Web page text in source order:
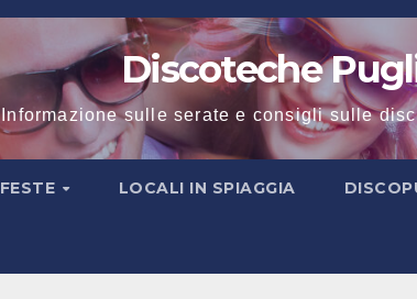
Discoteche
Informazione sulle serate e consigli sulle
FESTE LOCALI IN SPIAGGIA